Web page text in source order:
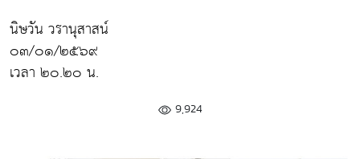
นิษวัน วรานุสาสน์
๐๓/๐๑/๒๕๖๙
เวลา ๒๐.๒๐ น.
9,924